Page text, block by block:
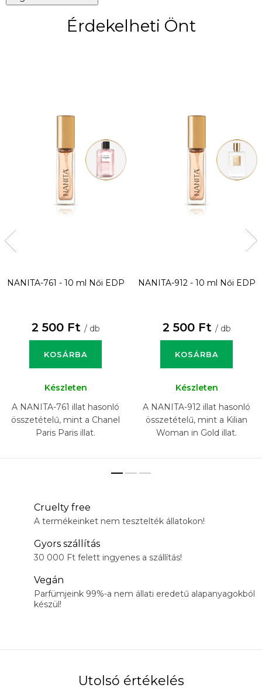
Érdekelheti Önt
NANITA-761 - 10 ml Női EDP
2 500 Ft / db
KOSÁRBA
Készleten
A NANITA-761 illat hasonló
összetételű, mint a Chanel
Paris Paris illat.
NANITA-912 - 10 ml Női EDP
2 500 Ft / db
KOSÁRBA
Készleten
A NANITA-912 illat hasonló
összetételű, mint a Kilian
Woman in Gold illat.
Cruelty free
A termékeinket nem tesztelték állatokon!
Gyors szállítás
30 000 Ft felett ingyenes a szállítás!
Vegán
Parfümjeink 99%-a nem állati eredetű alapanyagokból
készül!
Utolsó értékelés